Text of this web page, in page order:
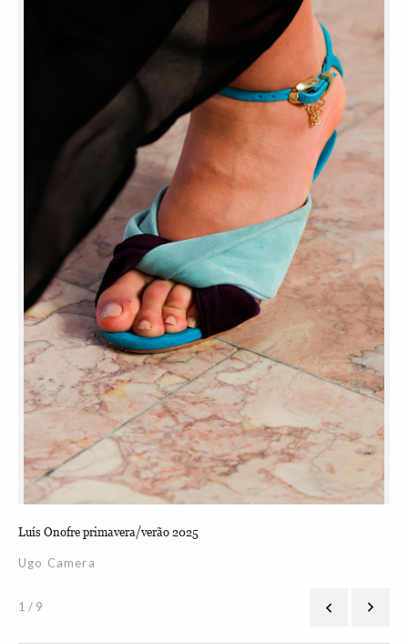
Luís Onofre primavera/verão 2025
Ugo Camera
1 / 9